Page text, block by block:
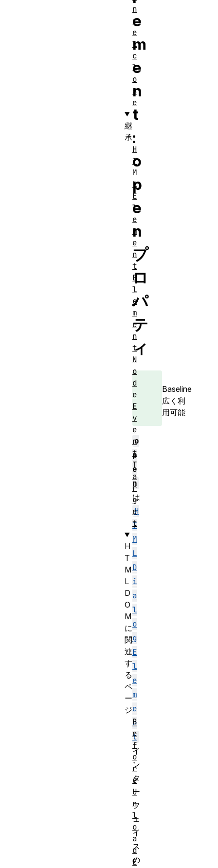
e
m
e
n
t
:
o
p
e
n
プ
ロ
パ
テ
ィ
Baseline
広く利
用可能
o
p
e
n
は
H
T
M
L
D
i
a
l
o
g
E
l
e
m
e
n
t
イ
ン
タ
ー
フ
ェ
イ
ス
の
n
c
e
l
c
l
o
s
e
継
承
H
T
M
L
E
l
e
m
e
n
t
E
l
e
m
e
n
t
N
o
d
e
E
v
e
n
t
T
a
r
g
e
t
H
T
M
L
D
O
M
に
関
連
す
る
ペ
ー
ジ
B
e
f
o
r
e
U
n
l
o
a
d
E